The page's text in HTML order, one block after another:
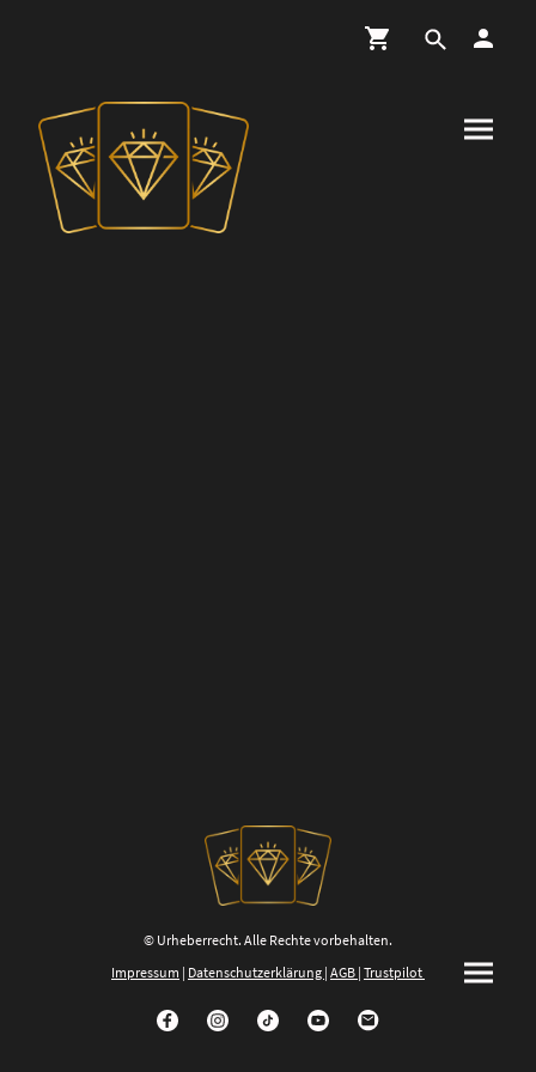
© Urheberrecht. Alle Rechte vorbehalten.
Impressum | Datenschutzerklärung | AGB | Trustpilot